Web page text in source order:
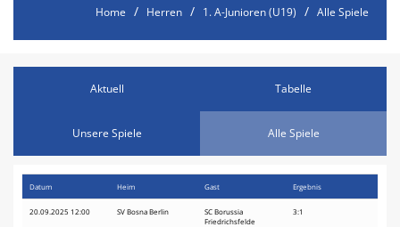
Terminvereinbarung Jugend
Probetraining
Anmeldung
Sponsoren
Home Herren 1. A-Junioren (U19) Alle Spiele
Aktuell Tabelle
Unsere Spiele Alle Spiele
Datum Heim Gast Ergebnis
20.09.2025 12:00 SV Bosna Berlin
SC Borussia
Friedrichsfelde
3:1